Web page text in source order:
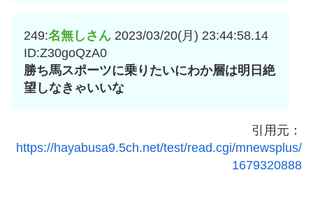
249:名無しさん 2023/03/20(月) 23:44:58.14
ID:Z30goQzA0
勝ち馬スポーツに乗りたいにわか層は明日絶
望しなきゃいいな
引用元：
https://hayabusa9.5ch.net/test/read.cgi/mnewsplus/
1679320888